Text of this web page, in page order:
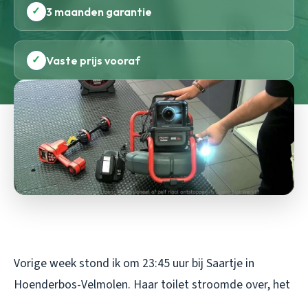
✓ 3 maanden garantie
✓ Vaste prijs vooraf
Vorige week stond ik om 23:45 uur bij Saartje in
Hoenderbos-Velmolen. Haar toilet stroomde over, het